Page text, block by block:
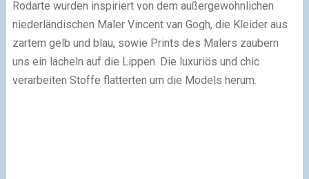
Rodarte wurden inspiriert von dem außergewöhnlichen
niederländischen Maler Vincent van Gogh, die Kleider aus
zartem gelb und blau, sowie Prints des Malers zaubern
uns ein lächeln auf die Lippen. Die luxuriös und chic
verarbeiten Stoffe flatterten um die Models herum.